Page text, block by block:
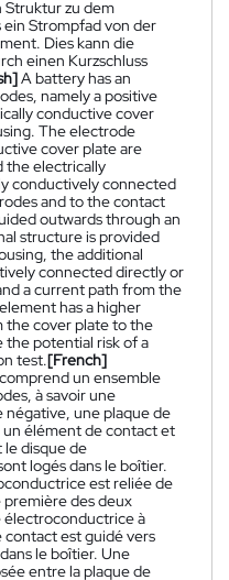
Struktur zu dem
Strompfad von der
Dies kann die
einen Kurzschluss
A battery has an
namely a positive
conductive cover
The electrode
cover plate are
the electrically
conductively connected
and to the contact
outwards through an
structure is provided
the additional
connected directly or
a current path from the
has a higher
the cover plate to the
potential risk of a
test.[French]
un ensemble
à savoir une
une plaque de
élément de contact et
disque de
logés dans le boîtier.
est reliée de
des deux
électroconductrice à
est guidé vers
le boîtier. Une
entre la plaque de